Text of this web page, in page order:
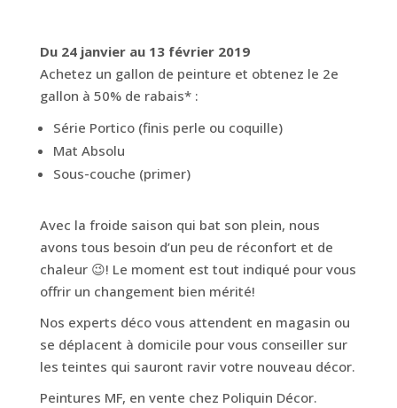
Du 24 janvier au 13 février 2019
Achetez un gallon de peinture et obtenez le 2e
gallon à 50% de rabais* :
Série Portico (finis perle ou coquille)
Mat Absolu
Sous-couche (primer)
Avec la froide saison qui bat son plein, nous
avons tous besoin d’un peu de réconfort et de
chaleur 😉! Le moment est tout indiqué pour vous
offrir un changement bien mérité!
Nos experts déco vous attendent en magasin ou
se déplacent à domicile pour vous conseiller sur
les teintes qui sauront ravir votre nouveau décor.
Peintures MF, en vente chez Poliquin Décor.